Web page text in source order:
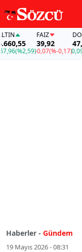
(%2,59)
FAİZ
39,92
-0,07(%-0,17)
47,71
0,09
Haberler - Gündem
19 Mayıs 2026 - 08:31